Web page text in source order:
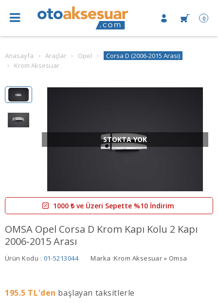
0
Anasayfa Araçlar Opel
Corsa D (2006-2015 Arası)
Krom Aksesuar
STOKTA YOK
1000 ₺ ve Üzeri Sepette %10 İndirim
OMSA Opel Corsa D Krom Kapı Kolu 2 Kapı
2006-2015 Arası
Ürün Kodu : 01-5213044 Marka :Krom Aksesuar » Omsa
195.5 TL'den başlayan taksitlerle